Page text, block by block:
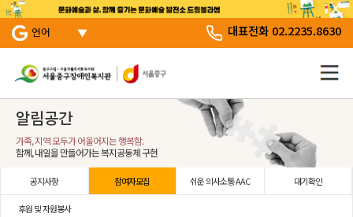
본문 바로 가기
서브 메뉴 바로가기
주 메뉴 바로 가기
언어 대표전화 02.2235.8630
알림공간
가족, 지역 모두가 어울어지는 행복함.
함께, 내일을 만들어가는 복지공동체 구현
공지사항 참여자모집 쉬운 의사소통 AAC 대기확인
후원 및 자원봉사